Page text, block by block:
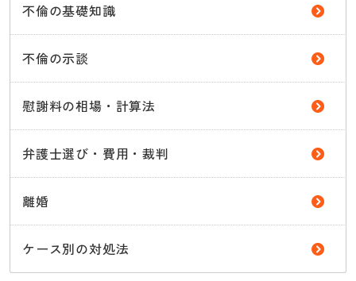
不倫の基礎知識
不倫の示談
慰謝料の相場・計算法
弁護士選び・費用・裁判
離婚
ケース別の対処法